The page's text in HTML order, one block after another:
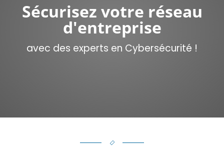
Sécurisez votre réseau
d'entreprise
avec des experts en Cybersécurité !